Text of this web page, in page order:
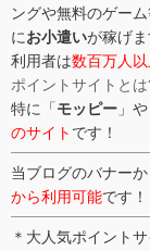
ングや無料のゲー
にお小遣いが稼げま
利用者は数百万人以
ポイントサイトと
特に「モッピー 」
のサイト です！
当ブログのバナー
から利用可能です！
＊大人気ポイント